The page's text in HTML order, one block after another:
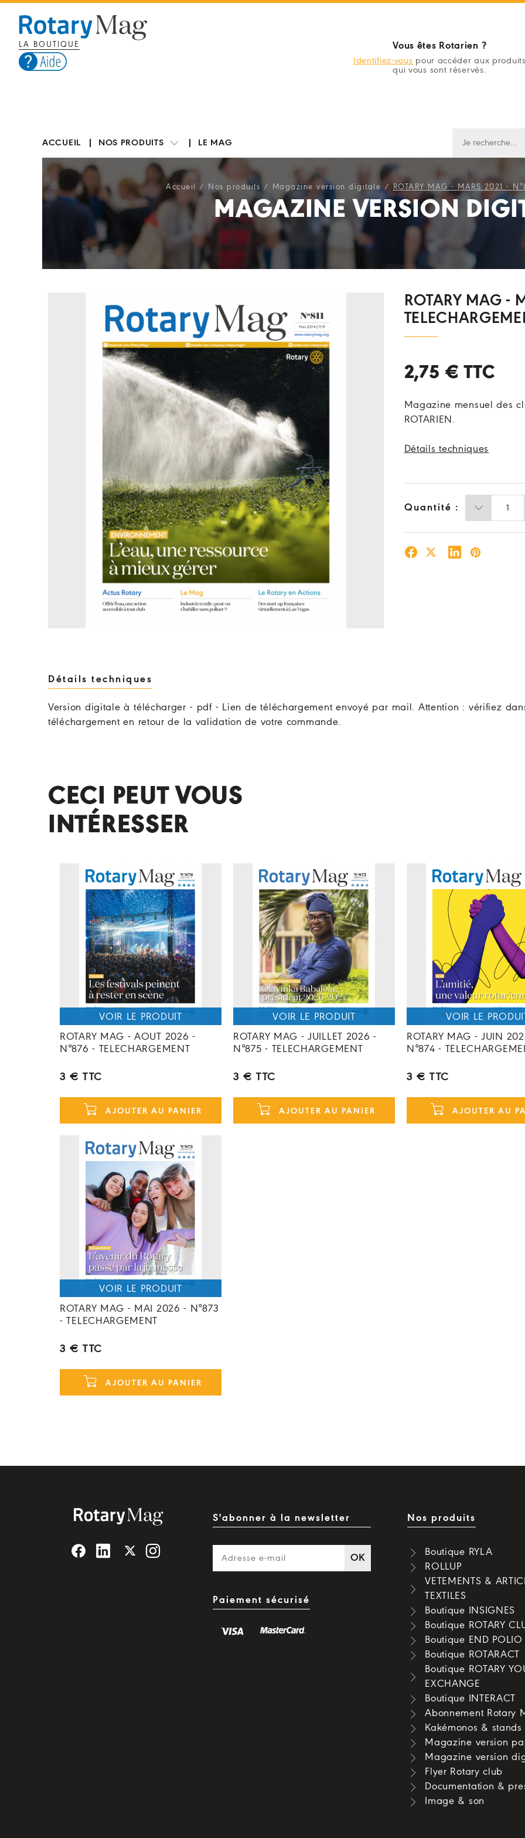
LA BOUTIQUE Vous êtes Rotarien ?
Identifiez-vous pour accéder aux produits
qui vous sont réservés.
ACCUEIL NOS PRODUITS LE MAG
MAGAZINE VERSION
Accueil / Nos produits / Magazine version digitale/ ROTARY MAG - MARS 2021 -
ROTARY MAG -
2,75 € TTC
Magazine mensuel des
ROTARIEN.
Détails techniques
Quantité :
Détails techniques
Version digitale à télécharger - pdf - Lien de téléchargement envoyé par mail. Attention : vérifiez
téléchargement en retour de la validation de votre commande.
CECI PEUT VOUS
INTÉRESSER
ROTARY MAG - AOUT 2026 -
N°876 - TELECHARGEMENT
3 € TTC
AJOUTER AU PANIER
ROTARY MAG - JUILLET 2026 -
N°875 - TELECHARGEMENT
3 € TTC
AJOUTER AU PANIER
ROTARY MAG - JUIN
N°874 -
3 € TTC
AJOUTER AU
ROTARY MAG - MAI 2026 - N°873
- TELECHARGEMENT
3 € TTC
AJOUTER AU PANIER
S'abonner à la newsletter
OK
Paiement sécurisé
Nos produits
Boutique RYLA
ROLLUP
VETEMENTS &
TEXTILES
Boutique INSIGNES
Boutique ROTARY
Boutique END
Boutique ROTARACT
Boutique ROTARY
EXCHANGE
Boutique INTERACT
Abonnement Rotary
Kakémonos & stands
Magazine version
Magazine version
Flyer Rotary club
Documentation &
Image & son